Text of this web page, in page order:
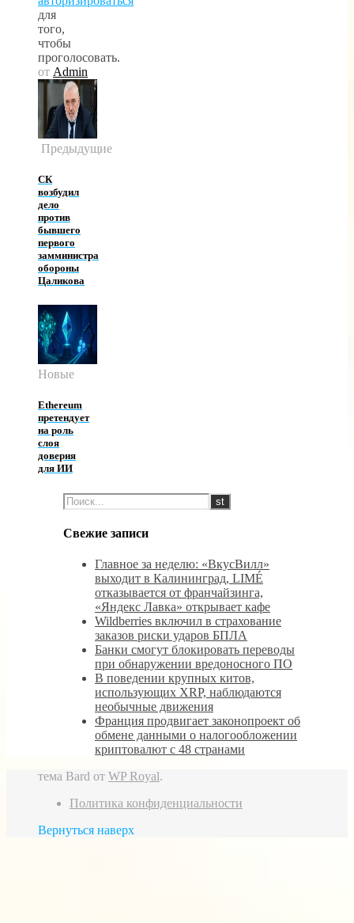
для
того,
чтобы
проголосовать.
от Admin
Предыдущие
СК
возбудил
дело
против
бывшего
первого
замминистра
обороны
Цаликова
Новые
Ethereum
претендует
на роль
слоя
доверия
для ИИ
Свежие записи
Главное за неделю: «ВкусВилл»
выходит в Калининград, LIMÉ
отказывается от франчайзинга,
«Яндекс Лавка» открывает кафе
Wildberries включил в страхование
заказов риски ударов БПЛА
Банки смогут блокировать переводы
при обнаружении вредоносного ПО
В поведении крупных китов,
использующих XRP, наблюдаются
необычные движения
Франция продвигает законопроект об
обмене данными о налогообложении
криптовалют с 48 странами
тема Bard от WP Royal.
Политика конфиденциальности
Вернуться наверх